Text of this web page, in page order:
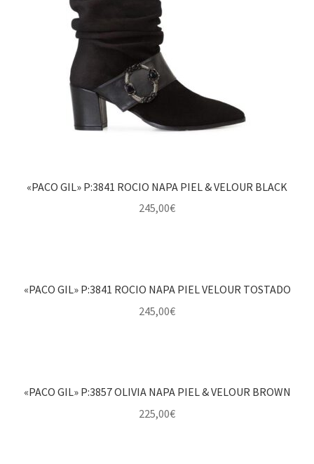
«PACO GIL» P:3841 ROCIO NAPA PIEL & VELOUR BLACK
245,00€
«PACO GIL» P:3841 ROCIO NAPA PIEL VELOUR TOSTADO
245,00€
«PACO GIL» P:3857 OLIVIA NAPA PIEL & VELOUR BROWN
225,00€